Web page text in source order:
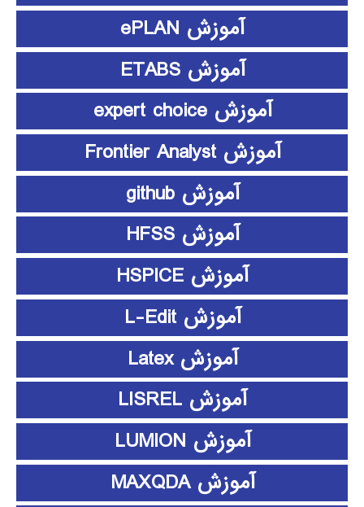
آموزش ePLAN
آموزش ETABS
آموزش expert choice
آموزش Frontier Analyst
آموزش github
آموزش HFSS
آموزش HSPICE
آموزش L-Edit
آموزش Latex
آموزش LISREL
آموزش LUMION
آموزش MAXQDA